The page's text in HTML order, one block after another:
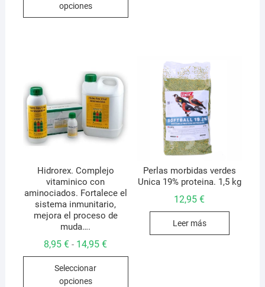
6,95 €
opciones
opciones
producto
Hidrorex. Complejo
vitaminico con
aminociados. Fortalece el
sistema inmunitario,
mejora el proceso de
muda….
8,95€ - 14,95€Rango
Seleccionar
opciones
Este
Perlas morbidas verdes
Unica 19% proteina. 1,5 kg
12,95€
Leer más